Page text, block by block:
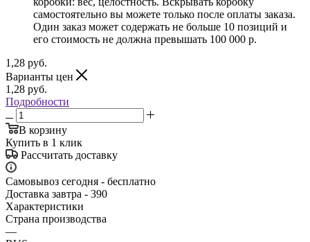
самостоятельно вы можете только после оплаты заказа.
Один заказ может содержать не больше 10 позиций и
его стоимость не должна превышать 100 000 р.
1,28 руб.
Варианты цен
1,28 руб.
Подробности
В корзину
Купить в 1 клик
Рассчитать доставку
Самовывоз сегодня - бесплатно
Доставка завтра - 390
Характеристики
Страна производства
—